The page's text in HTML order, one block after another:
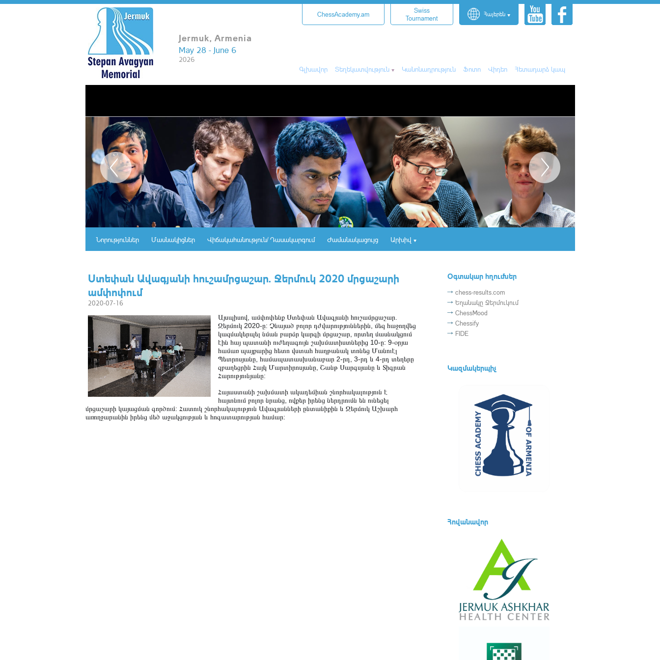
Jermuk, Armenia
May 28 - June 6
2026
Հայերեն
Swiss
Tournament
ChessAcademy.am
Հետադարձ կապ
Վիդեո
Ֆոտո
Կանոնադրություն
Տեղեկատվություն
Գլխավոր
Արխիվ
Ժամանակացույց
Վիճակահանություն/ Դասակարգում
Մասնակիցներ
Նորություններ
Ստեփան Ավագյանի հուշամրցաշար. Ջերմուկ 2020 մրցաշարի
ամփոփում
2020-07-16
Այսպիսով, ամփոփենք Ստեփան Ավագյանի հուշամրցաշար.
Ջերմուկ 2020-ը: Չնայած բոլոր դժվարություններին, մեզ հաջողվեց
կազմակերպել նման բարձր կարգի մրցաշար, որտեղ մասնակցում
էին հայ պատանի ուժեղագույն շախմատիստներից 10-ը: 9-օրյա
համառ պայքարից հետո վստահ հաղթանակ տոնեց Մանուէլ
Պետրոսյանը, համապատասխանաբար 2-րդ, 3-րդ և 4-րդ տեղերը
զբաղեցրին Հայկ Մարտիրոսյանը, Շանթ Սարգսյանը և Տիգրան
Հարությունյանը:
Հայաստանի շախմատի ակադեմիան շնորհակալություն է
հայտնում բոլոր նրանց, ովքեր իրենց ներդրումն են ունեցել
մրցաշարի կայացման գործում: Հատուկ շնորհակալություն Ավագյանների ընտանիքին և Ջերմուկ Աշխարհ
առողջարանին իրենց մեծ աջակցության և հոգատարության համար:
Օգտակար հղումներ
chess-results.com
Եղանակը Ջերմուկում
ChessMood
Chessify
FIDE
Կազմակերպիչ
Հովանավոր